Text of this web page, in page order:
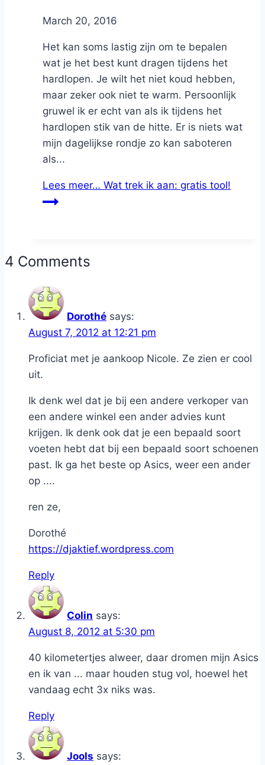
ByNicole
March 20, 2016
Het kan soms lastig zijn om te bepalen
wat je het best kunt dragen tijdens het
hardlopen. Je wilt het niet koud hebben,
maar zeker ook niet te warm. Persoonlijk
gruwel ik er echt van als ik tijdens het
hardlopen stik van de hitte. Er is niets wat
mijn dagelijkse rondje zo kan saboteren
als...
Lees meer… Wat trek ik aan: gratis tool!
4 Comments
Dorothé says:
August 7, 2012 at 12:21 pm
Proficiat met je aankoop Nicole. Ze zien er cool
uit.
Ik denk wel dat je bij een andere verkoper van
een andere winkel een ander advies kunt
krijgen. Ik denk ook dat je een bepaald soort
voeten hebt dat bij een bepaald soort schoenen
past. Ik ga het beste op Asics, weer een ander
op ....
ren ze,
Dorothé
https://djaktief.wordpress.com
Reply
Colin says:
August 8, 2012 at 5:30 pm
40 kilometertjes alweer, daar dromen mijn Asics
en ik van ... maar houden stug vol, hoewel het
vandaag echt 3x niks was.
Reply
Jools says: